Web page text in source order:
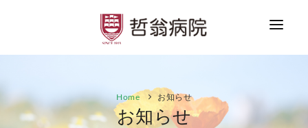
お知らせ Home お知らせ
お知らせ